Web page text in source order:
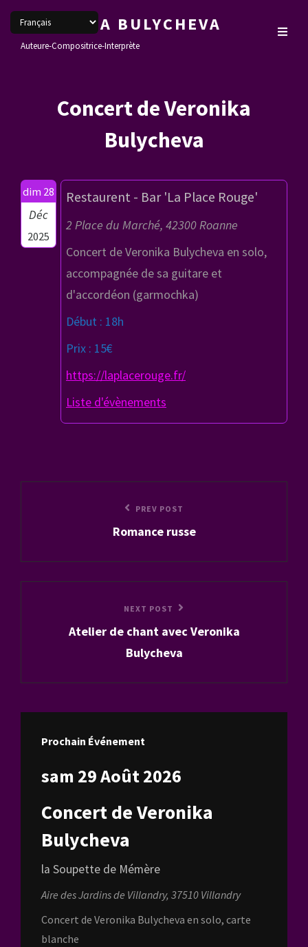
VERONIKA BULYCHEVA
Auteure-Compositrice-Interprète
Concert de Veronika
Bulycheva
dim 28
Déc
2025
Restaurent - Bar 'La Place Rouge'
2 Place du Marché, 42300 Roanne
Concert de Veronika Bulycheva en solo,
accompagnée de sa guitare et
d'accordéon (garmochka)
Début : 18h
Prix : 15€
https://laplacerouge.fr/
Liste d'évènements
PREV POST
Romance russe
NEXT POST
Atelier de chant avec Veronika
Bulycheva
Prochain Événement
sam 29 Août 2026
Concert de Veronika
Bulycheva
la Soupette de Mémère
Aire des Jardins de Villandry, 37510 Villandry
Concert de Veronika Bulycheva en solo, carte
blanche